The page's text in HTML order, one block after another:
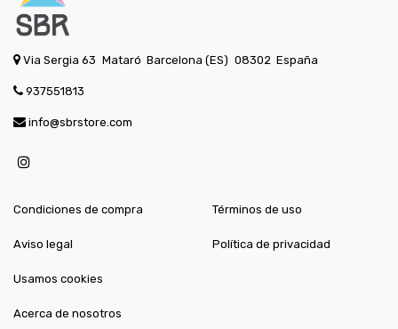
Via Sergia 63 Mataró Barcelona (ES) 08302 España
937551813
info@sbrstore.com
Condiciones de compra
Aviso legal
Términos de uso
Política de privacidad
Usamos cookies
Acerca de nosotros